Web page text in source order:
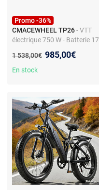
Promo -36%
CMACEWHEEL TP26- VTT
électrique 750 W - Batterie 17
Pneus Fat 26"
Ancien prix :
1 538,00€ Nouveau prix :
985,00€
En stock